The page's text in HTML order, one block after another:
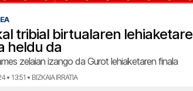
tribial birtualaren
heldu da
zelaian izango da Gurot lehiaketaren finala
• 13:51 • BIZKAIA IRRATIA